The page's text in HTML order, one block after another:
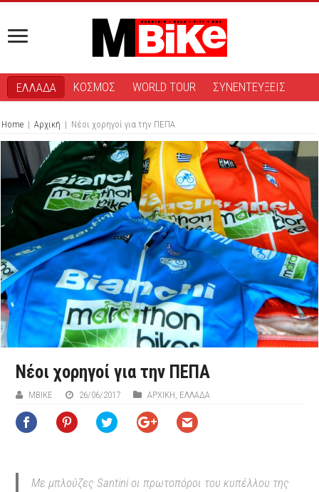
ΕΛΛΑΔΑ ΚΟΣΜΟΣ WORLD TOUR ΣΥΝΕΝΤΕΥΞΕΙΣ
Home | Αρχική | Νέοι χορηγοί για την ΠΕΠΑ
Νέοι χορηγοί για την ΠΕΠΑ
ΜΒIKE 26/06/2017 ΑΡΧΙΚΉ, ΕΛΛΑΔΑ
Mε μπλούζες Santini οι πρωτοπόροι του κυπέλλου της